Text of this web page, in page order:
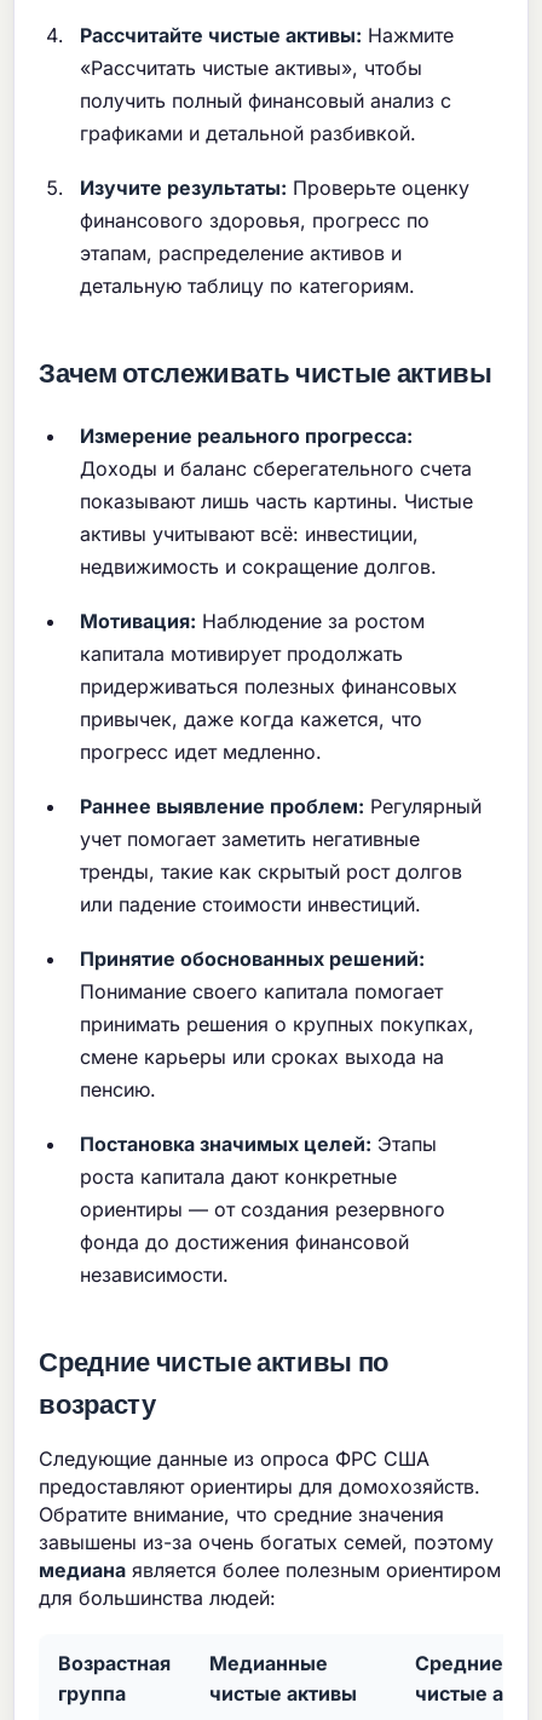
Рассчитайте чистые активы: Нажмите
«Рассчитать чистые активы», чтобы
получить полный финансовый анализ с
графиками и детальной разбивкой.
Изучите результаты: Проверьте оценку
финансового здоровья, прогресс по
этапам, распределение активов и
детальную таблицу по категориям.
Зачем отслеживать чистые активы
Измерение реального прогресса:
Доходы и баланс сберегательного счета
показывают лишь часть картины. Чистые
активы учитывают всё: инвестиции,
недвижимость и сокращение долгов.
Мотивация: Наблюдение за ростом
капитала мотивирует продолжать
придерживаться полезных финансовых
привычек, даже когда кажется, что
прогресс идет медленно.
Раннее выявление проблем: Регулярный
учет помогает заметить негативные
тренды, такие как скрытый рост долгов
или падение стоимости инвестиций.
Принятие обоснованных решений:
Понимание своего капитала помогает
принимать решения о крупных покупках,
смене карьеры или сроках выхода на
пенсию.
Постановка значимых целей: Этапы
роста капитала дают конкретные
ориентиры — от создания резервного
фонда до достижения финансовой
независимости.
Средние чистые активы по
возрасту
Следующие данные из опроса ФРС США
предоставляют ориентиры для домохозяйств.
Обратите внимание, что средние значения
завышены из-за очень богатых семей, поэтому
медиана является более полезным ориентиром
для большинства людей:
Возрастная
группа
Медианные
чистые активы
Средние
чистые